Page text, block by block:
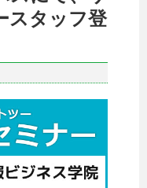
スタッフ登